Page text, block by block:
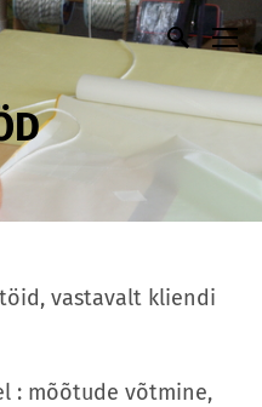
vastavalt kliendi
: mõõtude võtmine,